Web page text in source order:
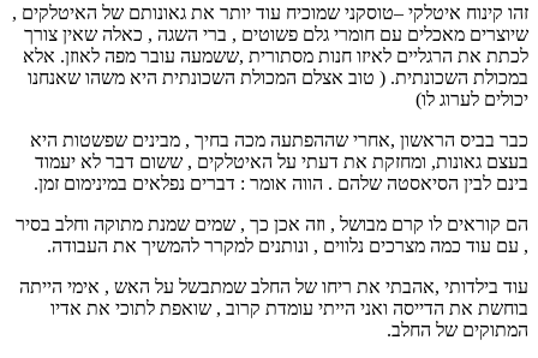
זהו קינוח איטלקי –טוסקני שמוכיח עוד יותר את גאונותם של האיטלקים ,
שיוצרים מאכלים עם חומרי גלם פשוטים , ברי השגה , כאלה שאין צורך
לכתת את הרגליים לאיזו חנות מסתורית ,ששמעה עובר מפה לאוזן. אלא
במכולת השכונתית. ( טוב אצלם המכולת השכונתית היא משהו שאנחנו
יכולים לערוג לו)
כבר בביס הראשון ,אחרי שההפתעה מכה בחיך , מבינים שפשטות היא
בעצם גאונות, ומחזקת את דעתי על האיטלקים , ששום דבר לא יעמוד
בינם לבין הסיאסטה שלהם . הווה אומר : דברים נפלאים במינימום זמן.
הם קוראים לו קרם מבושל , וזה אכן כך , שמים שמנת מתוקה וחלב בסיר
, עם עוד כמה מצרכים נלווים , ונותנים למקרר להמשיך את העבודה.
עוד בילדותי ,אהבתי את ריחו של החלב שמתבשל על האש , אימי הייתה
בוחשת את הדייסה ואני הייתי עומדת קרוב , שואפת לתוכי את אדיו
המתוקים של החלב.